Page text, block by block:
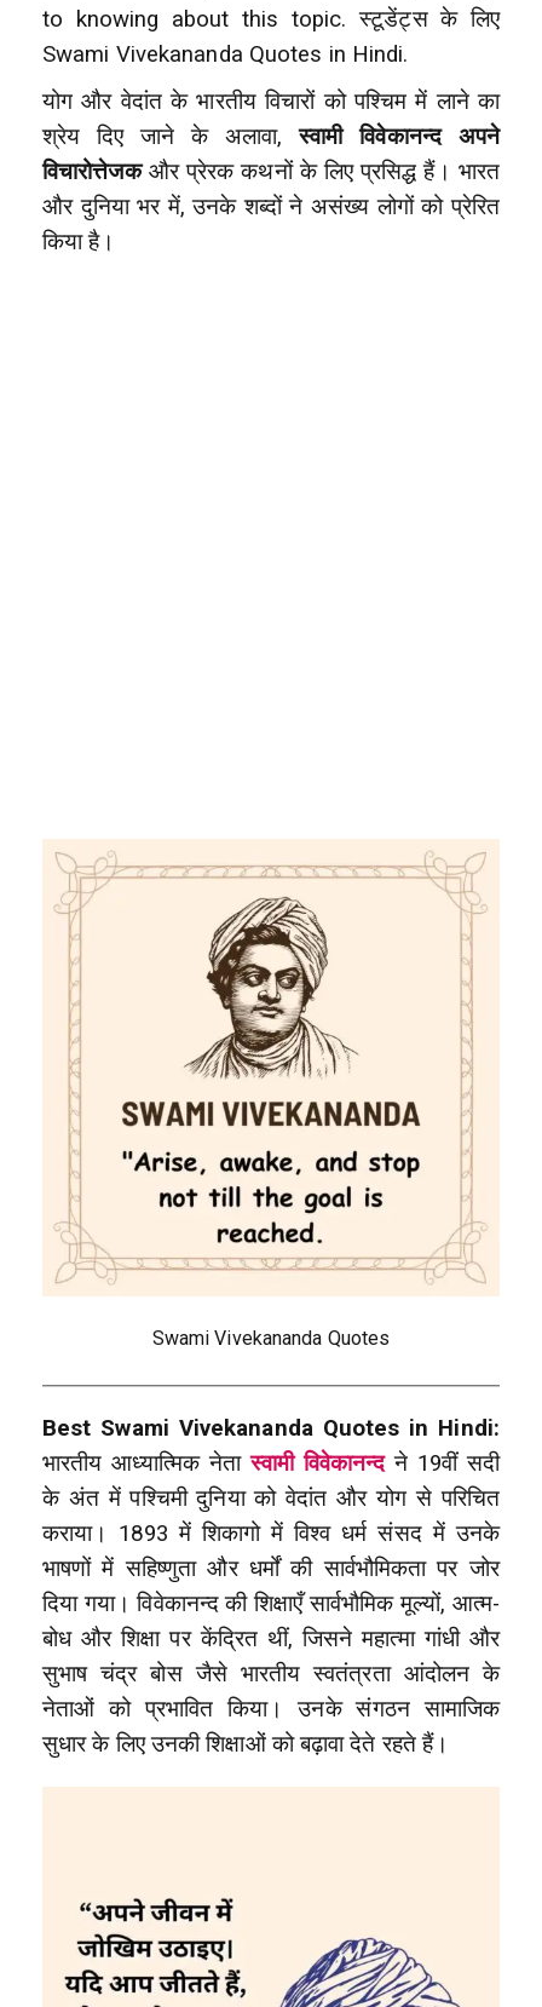
to knowing about this topic. स्टूडेंट्स के लिए
Swami Vivekananda Quotes in Hindi.
योग और वेदांत के भारतीय विचारों को पश्चिम में लाने का
श्रेय दिए जाने के अलावा,स्वामी विवेकानन्द अपने
विचारोत्तेजकऔर प्रेरक कथनों के लिए प्रसिद्ध हैं। भारत
और दुनिया भर में, उनके शब्दों ने असंख्य लोगों को प्रेरित
किया है।
Swami Vivekananda Quotes
Best Swami Vivekananda Quotes in Hindi:
भारतीय आध्यात्मिक नेतास्वामी विवेकानन्दने 19वीं सदी
के अंत में पश्चिमी दुनिया को वेदांत और योग से परिचित
कराया। 1893 में शिकागो में विश्व धर्म संसद में उनके
भाषणों में सहिष्णुता और धर्मों की सार्वभौमिकता पर जोर
दिया गया। विवेकानन्द की शिक्षाएँ सार्वभौमिक मूल्यों, आत्म-
बोध और शिक्षा पर केंद्रित थीं, जिसने महात्मा गांधी और
सुभाष चंद्र बोस जैसे भारतीय स्वतंत्रता आंदोलन के
नेताओं को प्रभावित किया। उनके संगठन सामाजिक
सुधार के लिए उनकी शिक्षाओं को बढ़ावा देते रहते हैं।